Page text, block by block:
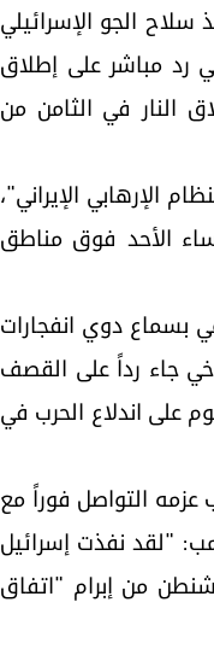
الجو الإسرائيلي
مباشر على إطلاق
النار في الثامن من
الإرهابي الإيراني"،
جميعاً مساء الأحد فوق مناطق
بسماع دوي انفجارات
جاء رداً على القصف
على اندلاع الحرب في
التواصل فوراً مع
"لقد نفذت إسرائيل
من إبرام "اتفاق